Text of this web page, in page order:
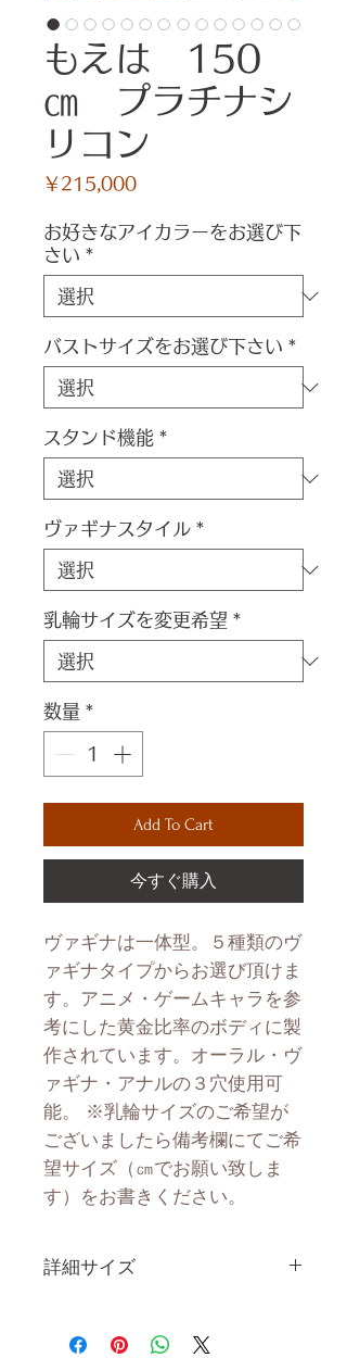
もえは 150
㎝ プラチナシ
リコン
￥215,000価
お好きなアイカラーをお選び下
さい *
バストサイズをお選び下さい *
スタンド機能 *
ヴァギナスタイル *
乳輪サイズを変更希望 *
数量 *
Add To Cart
今すぐ購入
ヴァギナは一体型。５種類のヴ
ァギナタイプからお選び頂けま
す。アニメ・ゲームキャラを参
考にした黄金比率のボディに製
作されています。オーラル・ヴ
ァギナ・アナルの３穴使用可
能。 ※乳輪サイズのご希望が
ございましたら備考欄にてご希
望サイズ（㎝でお願い致しま
す）をお書きください。
詳細サイズ